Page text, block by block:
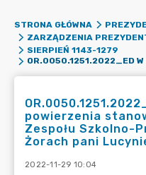
STRONA GŁÓWNA
ZARZĄDZENIA
SIERPIEŃ 1143-1279
powierzenia
Zespołu Szkolno-
Żorach pani
2022-11-29 10:04